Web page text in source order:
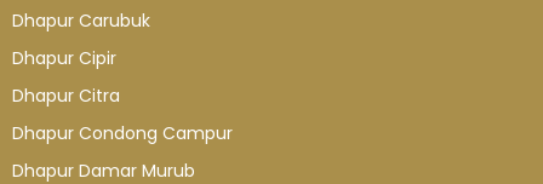
Dhapur Carubuk
Dhapur Cipir
Dhapur Citra
Dhapur Condong Campur
Dhapur Damar Murub